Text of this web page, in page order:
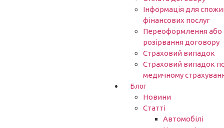
Інформація для
фінансових послуг
Переоформлення або
розірвання договору
Страховий випадок
Страховий випадок
медичному
Блог
Новини
Статті
Автомобілі